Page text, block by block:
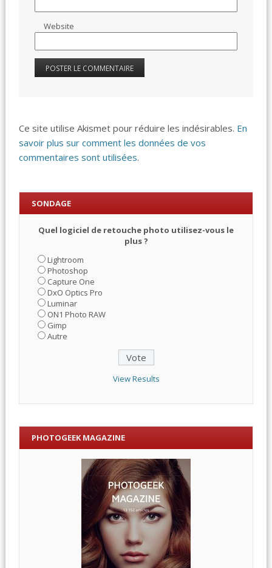
Website
Ce site utilise Akismet pour réduire les indésirables. En
savoir plus sur comment les données de vos
commentaires sont utilisées.
SONDAGE
Quel logiciel de retouche photo utilisez-vous le
plus ?
Lightroom
Photoshop
Capture One
DxO Optics Pro
Luminar
ON1 Photo RAW
Gimp
Autre
View Results
PHOTOGEEK MAGAZINE